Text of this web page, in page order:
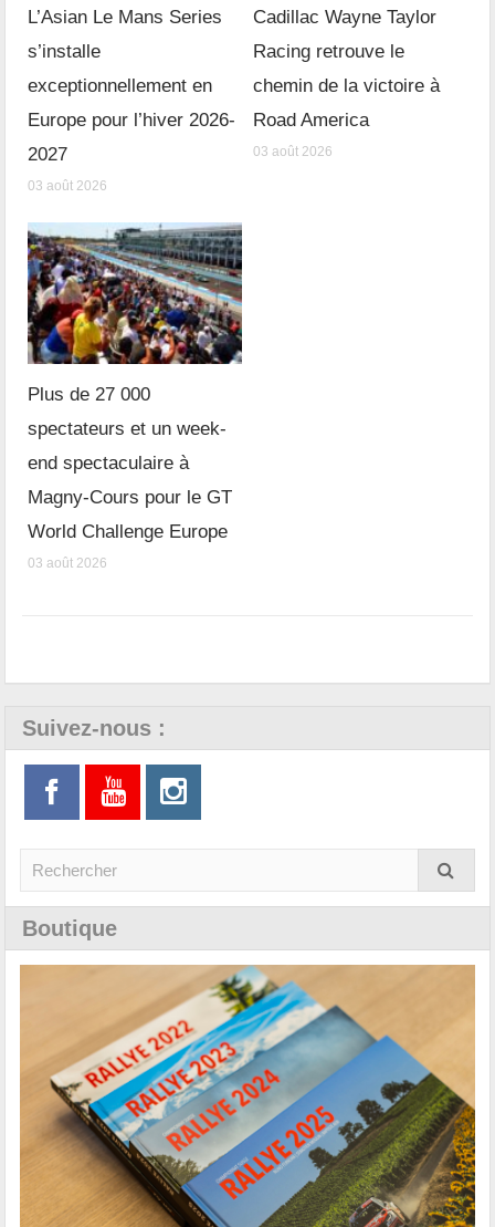
L’Asian Le Mans Series
s’installe
exceptionnellement en
Europe pour l’hiver 2026-
2027
03 août 2026
Cadillac Wayne Taylor
Racing retrouve le
chemin de la victoire à
Road America
03 août 2026
Plus de 27 000
spectateurs et un week-
end spectaculaire à
Magny-Cours pour le GT
World Challenge Europe
03 août 2026
Suivez-nous :
Boutique